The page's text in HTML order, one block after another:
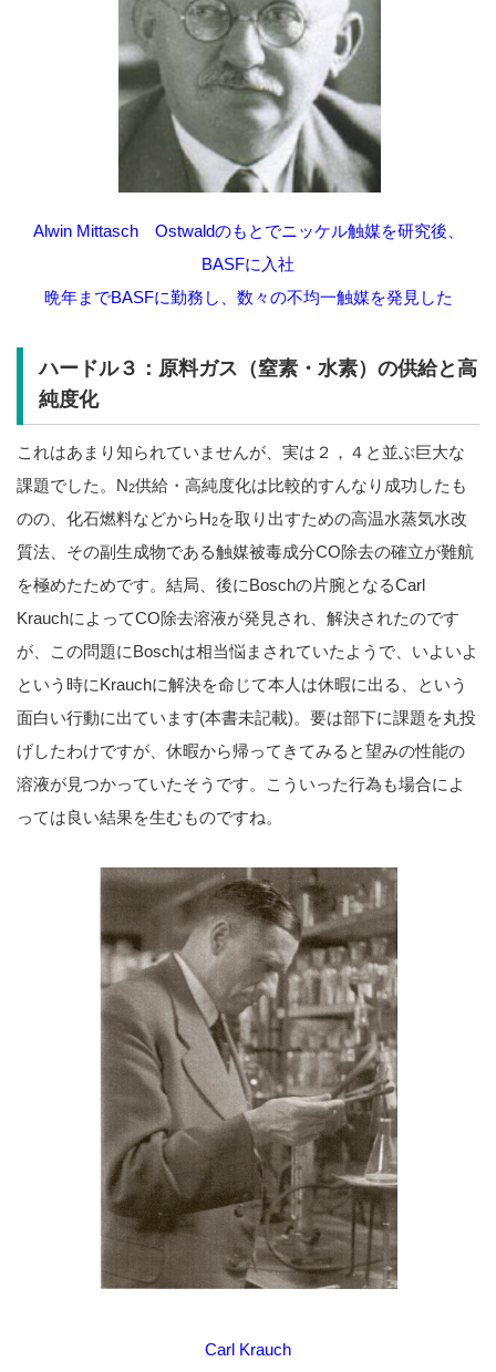
Alwin Mittasch Ostwaldのもとでニッケル触媒を研究後、
BASFに入社
晩年までBASFに勤務し、数々の不均一触媒を発見した
ハードル３：原料ガス（窒素・水素）の供給と高
純度化
これはあまり知られていませんが、実は２，４と並ぶ巨大な
課題でした。N2供給・高純度化は比較的すんなり成功したも
のの、化石燃料などからH2を取り出すための高温水蒸気水改
質法、その副生成物である触媒被毒成分CO除去の確立が難航
を極めたためです。結局、後にBoschの片腕となるCarl
KrauchによってCO除去溶液が発見され、解決されたのです
が、この問題にBoschは相当悩まされていたようで、いよいよ
という時にKrauchに解決を命じて本人は休暇に出る、という
面白い行動に出ています(本書未記載)。要は部下に課題を丸投
げしたわけですが、休暇から帰ってきてみると望みの性能の
溶液が見つかっていたそうです。こういった行為も場合によ
っては良い結果を生むものですね。
Carl Krauch